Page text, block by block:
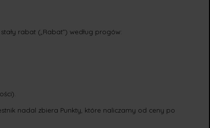
rabat („Rabat”) według progów:
nadal zbiera Punkty, które naliczamy od ceny po